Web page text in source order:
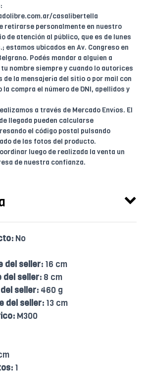
casalibertella
retirarse personalmente en nuestro
de atención al público, que es de lunes
estamos ubicados en Av. Congreso en
Podés mandar a alguien a
nombre siempre y cuando lo autorices
de la mensajería del sitio o por mail con
la compra el número de DNI, apellidos y
a través de Mercado Envíos. El
llegada pueden calcularse
el código postal pulsando
de las fotos del producto.
luego de realizada la venta un
de nuestra confianza.
No
del seller: 16 cm
del seller: 8 cm
seller: 460 g
del seller: 13 cm
M300
1